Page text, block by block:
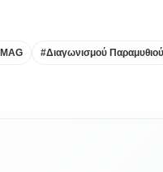
#Διαγωνισμού Παραμυθιού